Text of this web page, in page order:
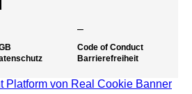
–
Code of Conduct
Barrierefreiheit
Platform von Real Cookie Banner